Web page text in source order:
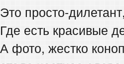
Это просто-
Где есть красивые
А фото, жестко